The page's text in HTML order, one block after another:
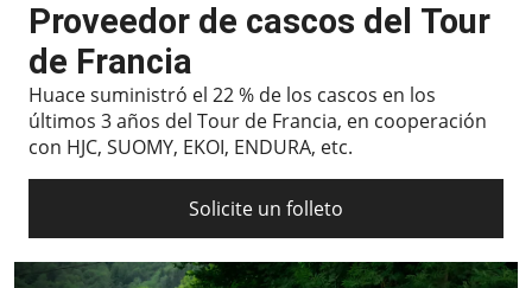
Proveedor de cascos del Tour
de Francia
Huace suministró el 22 % de los cascos en los
últimos 3 años del Tour de Francia, en cooperación
con HJC, SUOMY, EKOI, ENDURA, etc.
Solicite un folleto